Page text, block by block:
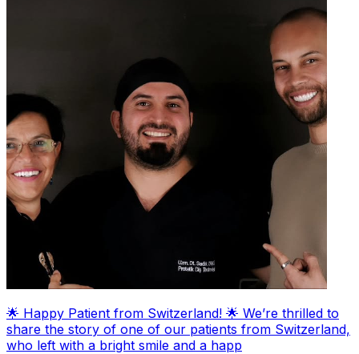
🌟 Happy Patient from Switzerland! 🌟 We’re thrilled to
share the story of one of our patients from Switzerland,
who left with a bright smile and a happ